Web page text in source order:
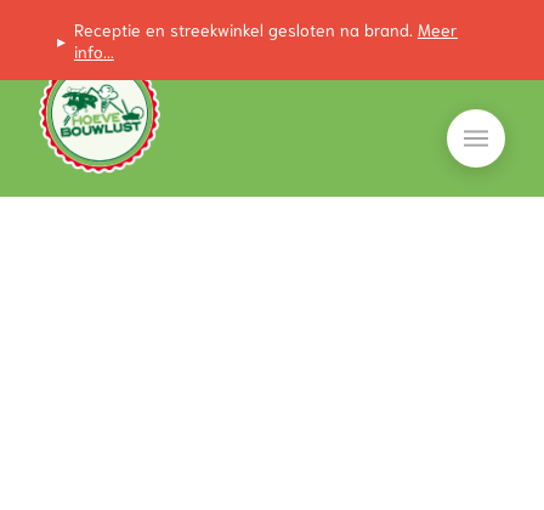
▸ Receptie en streekwinkel gesloten na brand. Meer
info...